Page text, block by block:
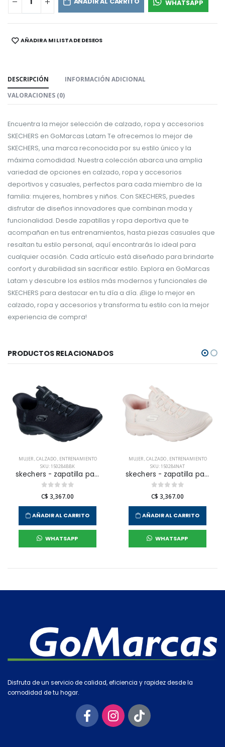
WHATSAPP
SHARE:AÑADIR A MI LISTA DE DESEOS
DESCRIPCIÓN
INFORMACIÓN ADICIONAL
VALORACIONES (0)
Encuentra la mejor selección de calzado, ropa y accesorios
SKECHERS en GoMarcas Latam Te ofrecemos lo mejor de
SKECHERS, una marca reconocida por su estilo único y la
máxima comodidad. Nuestra colección abarca una amplia
variedad de opciones en calzado, ropa y accesorios
deportivos y casuales, perfectos para cada miembro de la
familia: mujeres, hombres y niños. Con SKECHERS, puedes
disfrutar de diseños innovadores que combinan moda y
funcionalidad. Desde zapatillas y ropa deportiva que te
acompañan en tus entrenamientos, hasta piezas casuales que
resaltan tu estilo personal, aquí encontrarás lo ideal para
cualquier ocasión. Cada artículo está diseñado para brindarte
confort y durabilidad sin sacrificar estilo. Explora en GoMarcas
Latam y descubre los estilos más modernos y funcionales de
SKECHERS para destacar en tu día a día. ¡Elige lo mejor en
calzado, ropa y accesorios y transforma tu estilo con la mejor
experiencia de compra!
PRODUCTOS RELACIONADOS
MUJER,CALZADO, ENTRENAMIENTO
SKU: 150284BBK
skechers - zapatilla para entrenamiento summits para mujer
C$ 3,367.00
AÑADIR AL CARRITO
WHATSAPP
MUJER,CALZADO, ENTRENAMIENTO
SKU: 150284NAT
skechers - zapatilla para entrenamiento summits para mujer
C$ 3,367.00
AÑADIR AL CARRITO
WHATSAPP
Disfruta de un servicio de calidad, eficiencia y rapidez desde la
comodidad de tu hogar.